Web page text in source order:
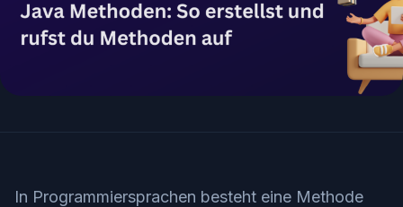
In Programmiersprachen besteht eine Methode